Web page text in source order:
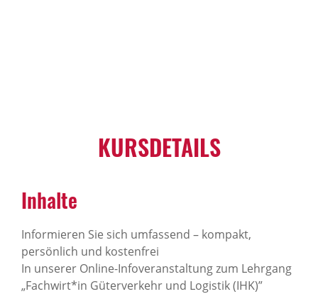
KURSDETAILS
Inhalte
Informieren Sie sich umfassend – kompakt,
persönlich und kostenfrei
In unserer Online-Infoveranstaltung zum Lehrgang
„Fachwirt*in Güterverkehr und Logistik (IHK)”